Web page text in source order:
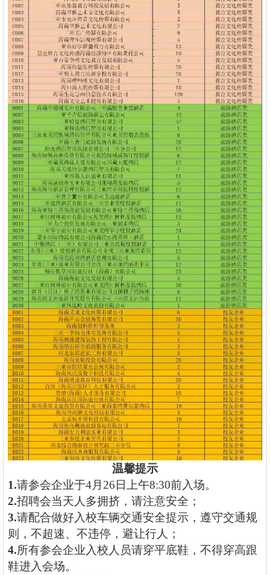
温馨提示
1.请参会企业于4月 26日上午8:30前入场。
2.招聘会当天人多拥挤，请注意安全；
3.请配合做好入校车辆交通安全提示，遵守交通规
则，不超速、不违停，避让行人；
4.所有参会企业入校人员请穿平底鞋，不得穿高跟
鞋进入会场。